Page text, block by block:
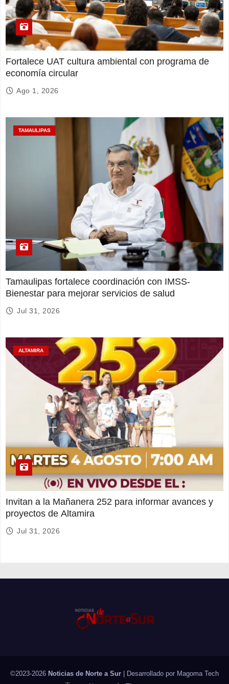
Fortalece UAT cultura ambiental con programa de
economía circular
Ago 1, 2026
TAMAULIPAS
Tamaulipas fortalece coordinación con IMSS-
Bienestar para mejorar servicios de salud
Jul 31, 2026
ALTAMIRA
Invitan a la Mañanera 252 para informar avances y
proyectos de Altamira
Jul 31, 2026
©2023-2026 Noticias de Norte a Sur | Desarrollado por Magoma Tech